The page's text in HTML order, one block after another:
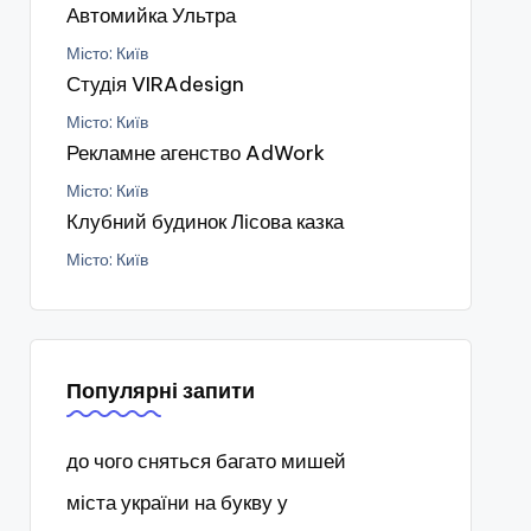
Автомийка Ультра
Місто: Київ
Студія VIRAdesign
Місто: Київ
Рекламне агенство AdWork
Місто: Київ
Клубний будинок Лісова казка
Місто: Київ
Популярні запити
до чого сняться багато мишей
міста україни на букву у